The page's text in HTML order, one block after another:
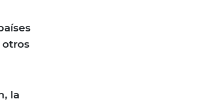
otros
la